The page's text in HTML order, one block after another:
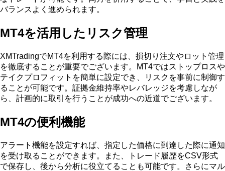
バランスよく進められます。
MT4を活用したリスク管理
XMTradingでMT4を利用する際には、損切り注文やロット管理
を徹底することが重要でございます。MT4ではストップロスや
テイクプロフィットを簡単に設定でき、リスクを事前に制御す
ることが可能です。証拠金維持率やレバレッジを考慮しなが
ら、計画的に取引を行うことが成功への近道でございます。
MT4の便利機能
アラート機能を設定すれば、指定した価格に到達した際に通知
を受け取ることができます。また、トレード履歴をCSV形式
で保存し、後から分析に役立てることも可能です。さらにマル